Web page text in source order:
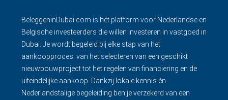
BeleggeninDubai.com is hét platform voor Nederlandse en
Belgische investeerders die willen investeren in vastgoed in
Dubai. Je wordt begeleid bij elke stap van het
aankoopproces: van het selecteren van een geschikt
nieuwbouwproject tot het regelen van financiering en de
uiteindelijke aankoop. Dankzij lokale kennis én
Nederlandstalige begeleiding ben je verzekerd van een